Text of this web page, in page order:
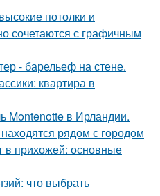
потолки и
сочетаются с графичным
- барельеф на стене.
квартира в
Montenotte в Ирландии.
рядом с городом
в прихожей: основные
что выбрать